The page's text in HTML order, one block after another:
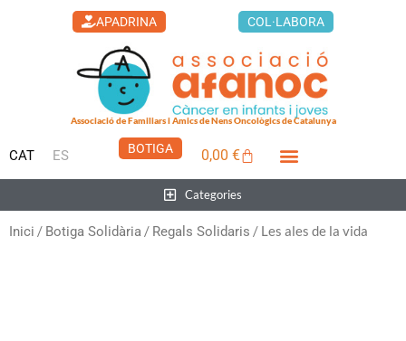
APADRINA COL·LABORA
Associació de Familiars i Amics de Nens Oncològics de Catalunya
CAT ES BOTIGA 0,00€Cistella
Main
Menu
Categories
Inici / Botiga Solidària / Regals Solidaris / Les ales de la vida